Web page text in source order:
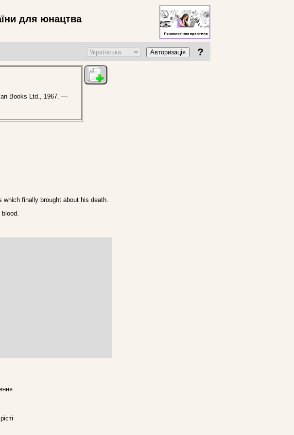
для юнацтва
Авторизація ?
Books Ltd., 1967. —
finally brought about his death.